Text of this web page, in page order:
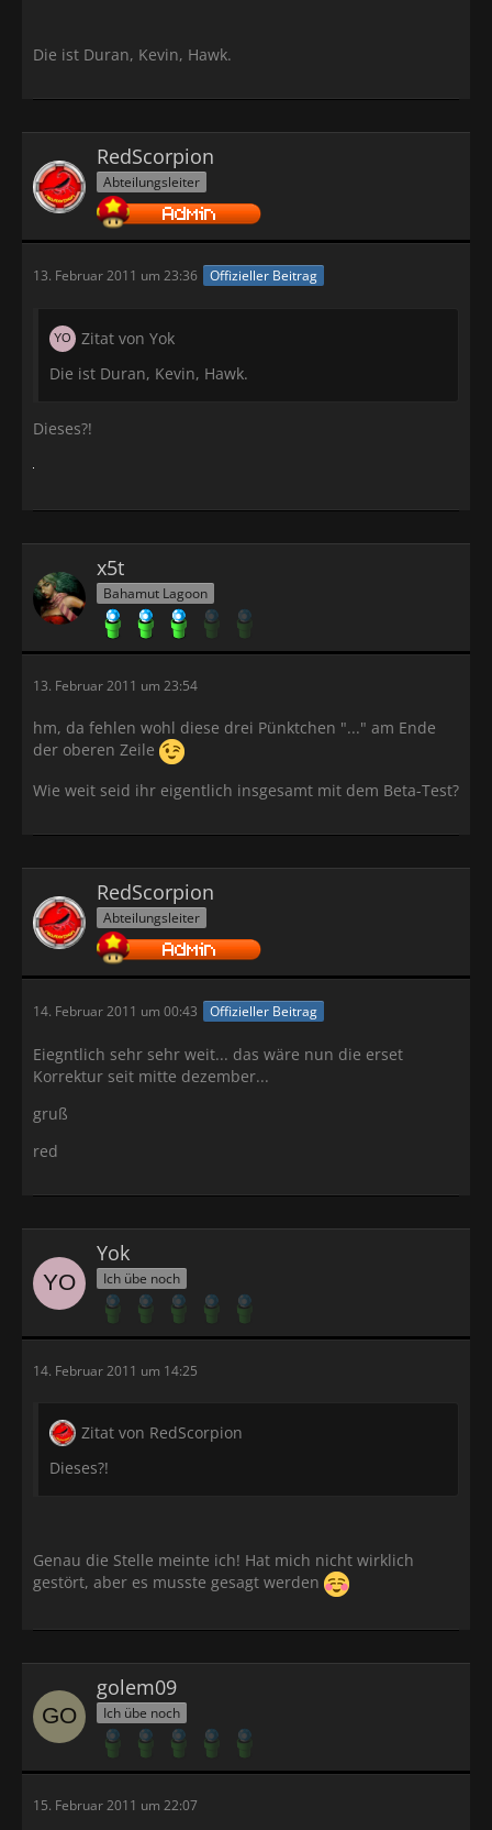
Die ist Duran, Kevin, Hawk.
RedScorpion
Abteilungsleiter
13. Februar 2011 um 23:36 Offizieller Beitrag
Zitat von Yok
Die ist Duran, Kevin, Hawk.
Dieses?!
x5t
Bahamut Lagoon
13. Februar 2011 um 23:54
hm, da fehlen wohl diese drei Pünktchen "..." am Ende
der oberen Zeile
Wie weit seid ihr eigentlich insgesamt mit dem Beta-Test?
RedScorpion
Abteilungsleiter
14. Februar 2011 um 00:43 Offizieller Beitrag
Eiegntlich sehr sehr weit... das wäre nun die erset
Korrektur seit mitte dezember...
gruß
red
Yok
Ich übe noch
14. Februar 2011 um 14:25
Zitat von RedScorpion
Dieses?!
Genau die Stelle meinte ich! Hat mich nicht wirklich
gestört, aber es musste gesagt werden
golem09
Ich übe noch
15. Februar 2011 um 22:07